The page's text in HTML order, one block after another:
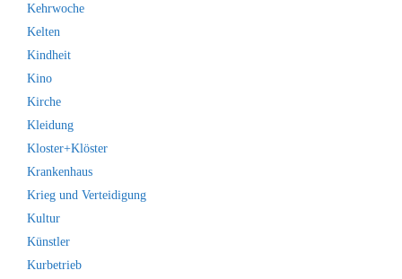
Kehrwoche
Kelten
Kindheit
Kino
Kirche
Kleidung
Kloster+Klöster
Krankenhaus
Krieg und Verteidigung
Kultur
Künstler
Kurbetrieb